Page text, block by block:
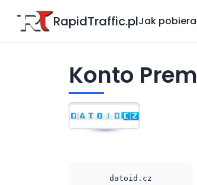
RapidTraffic.plJak
Konto
datoid.cz